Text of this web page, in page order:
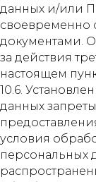
данных и/или
своевременно
документами.
за действия
настоящем
10.6.
данных
условия
персональных